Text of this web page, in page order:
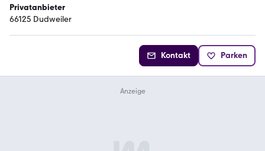
Privatanbieter
66125 Dudweiler
Kontakt Parken